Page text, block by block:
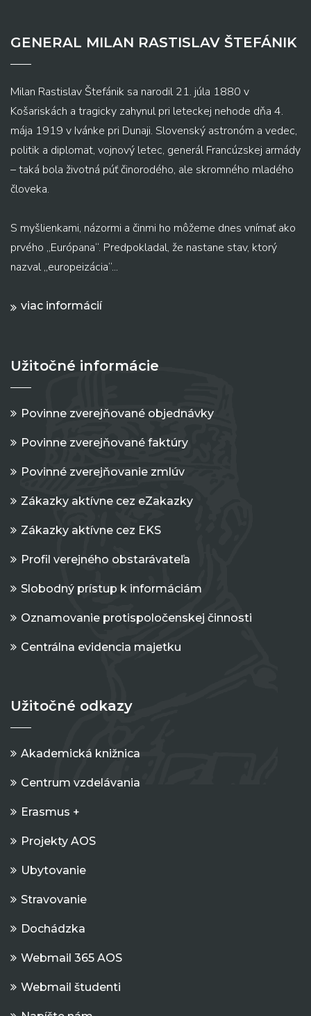
GENERAL MILAN RASTISLAV ŠTEFÁNIK
Milan Rastislav Štefánik sa narodil 21. júla 1880 v
Košariskách a tragicky zahynul pri leteckej nehode dňa 4.
mája 1919 v Ivánke pri Dunaji. Slovenský astronóm a vedec,
politik a diplomat, vojnový letec, generál Francúzskej armády
– taká bola životná púť činorodého, ale skromného mladého
človeka.
S myšlienkami, názormi a činmi ho môžeme dnes vnímať ako
prvého „Európana“. Predpokladal, že nastane stav, ktorý
nazval „europeizácia“...
viac informácií
Užitočné informácie
Povinne zverejňované objednávky
Povinne zverejňované faktúry
Povinné zverejňovanie zmlúv
Zákazky aktívne cez eZakazky
Zákazky aktívne cez EKS
Profil verejného obstarávateľa
Slobodný prístup k informáciám
Oznamovanie protispoločenskej činnosti
Centrálna evidencia majetku
Užitočné odkazy
Akademická knižnica
Centrum vzdelávania
Erasmus +
Projekty AOS
Ubytovanie
Stravovanie
Dochádzka
Webmail 365 AOS
Webmail študenti